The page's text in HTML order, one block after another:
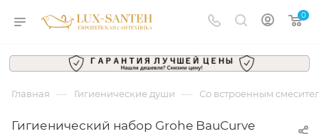
0
Главная — Гигиенические души — Со встроенным
Гигиенический набор Grohe BauCurve